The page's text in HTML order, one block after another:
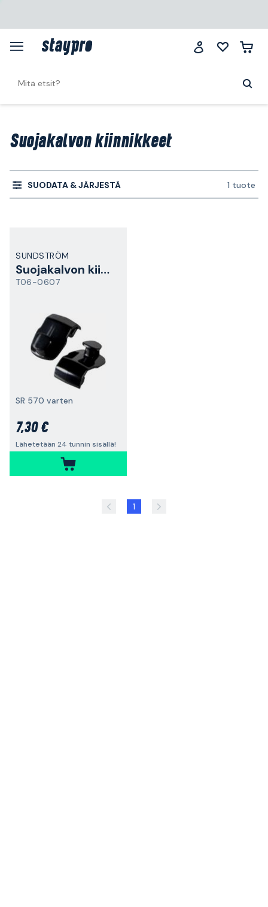
Suojakalvon kiinnikkeet
SUODATA & JÄRJESTÄ 1 tuote
SUNDSTRÖM
Suojakalvon kiinnikkeet
T06-0607
SR 570 varten
7,30 €
Lähetetään 24 tunnin sisällä!
1